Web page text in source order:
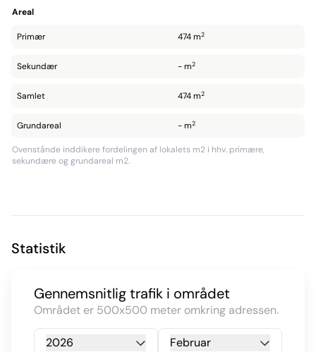
Areal
Primær 474 m2
Sekundær - m2
Samlet 474 m2
Grundareal - m2
Ovenstånde inddikere fordelingen af lokalets m2 i hhv. primære,
sekundære og grundareal m2.
Statistik
Gennemsnitlig trafik i området
Området er 500x500 meter omkring adressen.
2026 Februar